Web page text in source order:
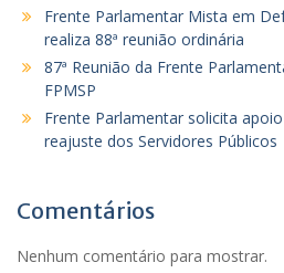
Frente Parlamentar Mista em
realiza 88ª reunião ordinária
87ª Reunião da Frente
FPMSP
Frente Parlamentar solicita
reajuste dos Servidores Públicos
Comentários
Nenhum comentário para mostrar.